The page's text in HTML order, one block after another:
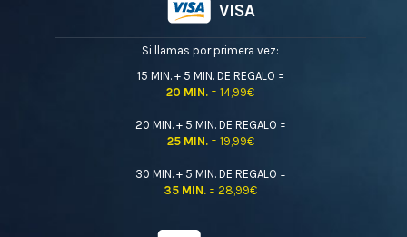
VISA
Si llamas por primera vez:
15 MIN. + 5 MIN. DE REGALO =
20 MIN. = 14,99€
20 MIN. + 5 MIN. DE REGALO =
25 MIN.= 19,99€
30 MIN. + 5 MIN. DE REGALO =
35 MIN. = 28,99€